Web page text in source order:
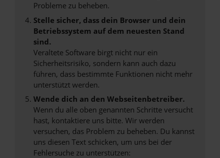
Probleme zu beheben.
Stelle sicher, dass dein Browser und dein
Betriebssystem auf dem neuesten Stand
sind.
Veraltete Software birgt nicht nur ein
Sicherheitsrisiko, sondern kann auch dazu
führen, dass bestimmte Funktionen nicht mehr
unterstützt werden.
Wende dich an den Webseitenbetreiber.
Wenn du alle oben genannten Schritte versucht
hast, kontaktiere uns bitte. Wir werden
versuchen, das Problem zu beheben. Du kannst
uns diesen Text schicken, um uns bei der
Fehlersuche zu unterstützen: